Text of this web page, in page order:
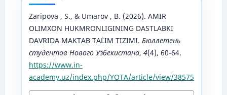
Zaripova , S., & Umarov , B. (2026). AMIR
OLIMXON HUKMRONLIGINING DASTLABKI
DAVRIDA MAKTAB TA`LIM TIZIMI. Бюллетень
студентов Нового Узбекистана, 4(4), 60-64.
https://www.in-
academy.uz/index.php/YOTA/article/view/38575